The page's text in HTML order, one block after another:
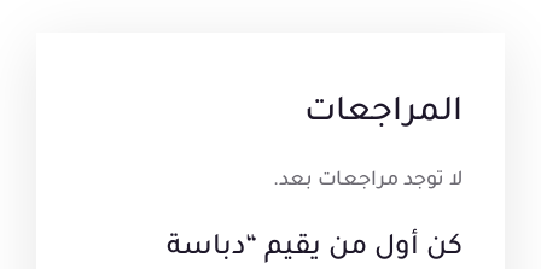
المراجعات
لا توجد مراجعات بعد.
كن أول من يقيم “دباسة